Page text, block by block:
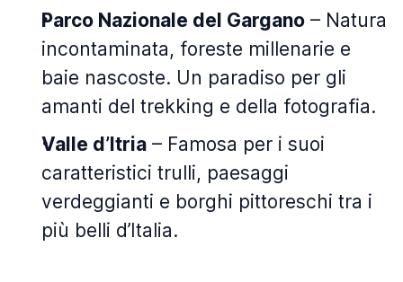
Parco Nazionale del Gargano – Natura
incontaminata, foreste millenarie e
baie nascoste. Un paradiso per gli
amanti del trekking e della fotografia.
Valle d’Itria – Famosa per i suoi
caratteristici trulli, paesaggi
verdeggianti e borghi pittoreschi tra i
più belli d’Italia.